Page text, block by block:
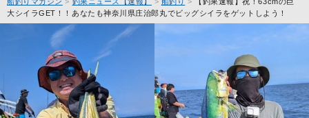
大シイラGET！！あなたも神奈川県庄治郎丸でビッグシイラをゲットしよう！